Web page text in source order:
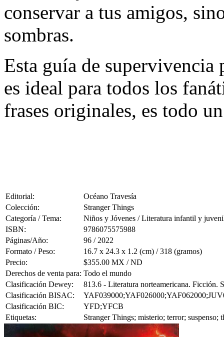
conservar a tus amigos,
sombras.
Esta guía de supervivencia
es ideal para todos los
frases originales, es todo
Editorial:
Océano Travesía
Colección:
Stranger Things
Categoría / Tema:
Niños y Jóvenes / Literatura infantil y
ISBN:
9786075575988
Páginas/Año:
96 / 2022
Formato / Peso:
16.7 x 24.3 x 1.2 (cm) / 318 (gramos)
Precio:
$355.00 MX / ND
Derechos de venta para: Todo el mundo
Clasificación Dewey:
813.6 - Literatura norteamericana. Ficción.
Clasificación BISAC:
Clasificación BIC:
YFD;YFCB
Etiquetas:
Stranger Things; misterio; terror;